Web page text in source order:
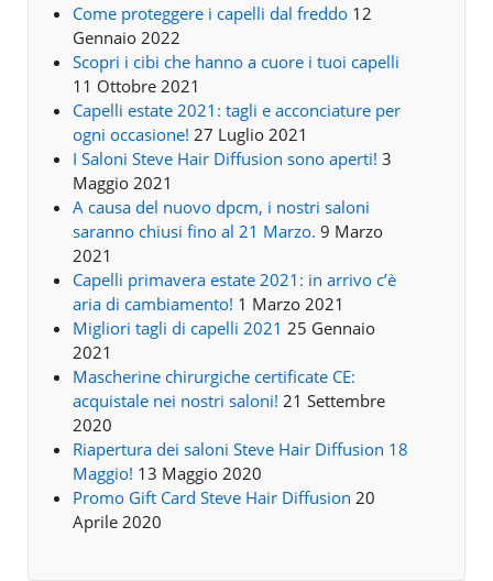
Come proteggere i capelli dal freddo 12
Gennaio 2022
Scopri i cibi che hanno a cuore i tuoi capelli
11 Ottobre 2021
Capelli estate 2021: tagli e acconciature per
ogni occasione! 27 Luglio 2021
I Saloni Steve Hair Diffusion sono aperti! 3
Maggio 2021
A causa del nuovo dpcm, i nostri saloni
saranno chiusi fino al 21 Marzo. 9 Marzo
2021
Capelli primavera estate 2021: in arrivo c’è
aria di cambiamento! 1 Marzo 2021
Migliori tagli di capelli 2021 25 Gennaio
2021
Mascherine chirurgiche certificate CE:
acquistale nei nostri saloni! 21 Settembre
2020
Riapertura dei saloni Steve Hair Diffusion 18
Maggio! 13 Maggio 2020
Promo Gift Card Steve Hair Diffusion 20
Aprile 2020